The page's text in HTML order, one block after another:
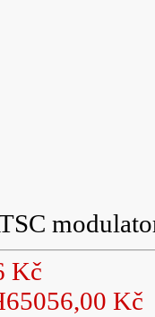
Kč
65056,00 Kč